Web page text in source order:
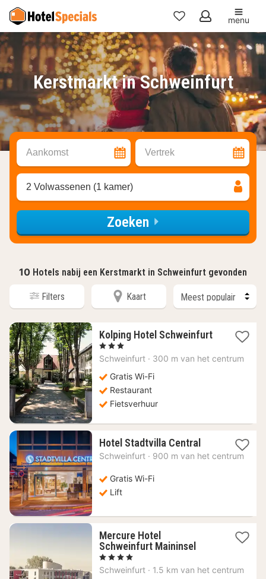
Mijn
favorieten
menu
Kerstmarkt in Schweinfurt
Aankomst Vertrek
2 Volwassenen (1 kamer)
Zoeken
10 Hotels nabij een Kerstmarkt in Schweinfurt gevonden
Filters Kaart
Kolping Hotel Schweinfurt
1
nacht
82,57
€
, 3 Sterren
Schweinfurt · 300 m van het centrum
Gratis Wi-Fi
Restaurant
Fietsverhuur
Hotel Stadtvilla Central1
nacht
Schweinfurt · 900 m van het centrum
Gratis Wi-Fi
Lift
Mercure Hotel
Schweinfurt Maininsel1
vanaf
, 4 Sterren
Schweinfurt · 1.5 km van het centrum